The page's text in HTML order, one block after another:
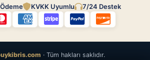
KVKK Uyumlu 7/24 Destek
· Tüm hakları saklıdır.